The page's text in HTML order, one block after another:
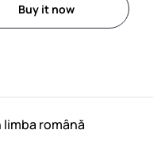
Buy it now
română